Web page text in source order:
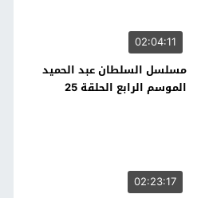
02:04:11
مسلسل السلطان عبد الحميد
الموسم الرابع الحلقة 25
02:23:17